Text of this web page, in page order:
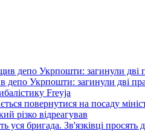
Укрпошти: загинули дві
Freyja
повернутися на посаду
різко відреагував
уся бригада. Зв'язківці просять